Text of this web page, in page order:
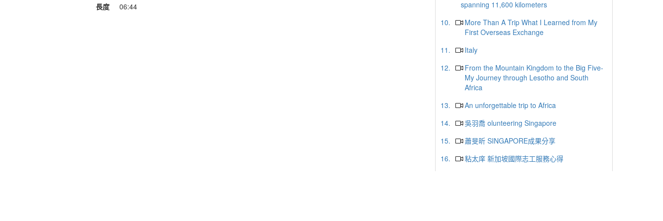
長度
06:44
spanning 11,600 kilometers
10.
More Than A Trip What I Learned from My
First Overseas Exchange
11.
Italy
12.
From the Mountain Kingdom to the Big Five-
My Journey through Lesotho and South
Africa
13.
An unforgettable trip to Africa
14.
吳羽喬 olunteering Singapore
15.
蕭旻昕 SINGAPORE成果分享
16.
粘太庠 新加坡國際志工服務心得